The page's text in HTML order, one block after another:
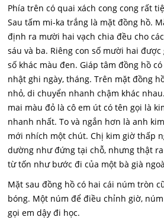
Phía trên có quai xách cong cong rất
Sau tấm mi-ka trắng là mặt đồng hồ.
định ra mười hai vạch chia đều cho
sáu và ba. Riêng con số mười hai
số khác màu đen. Giáp tâm đồng hồ
nhật ghi ngày, tháng. Trên mặt đồng
nhỏ, di chuyển nhanh chậm khác
mai màu đỏ là cô em út có tên gọi là
nhanh nhất. To và ngắn hơn là anh
mới nhích một chút. Chị kim giờ thấp
dường như đứng tại chỗ, nhưng thật
từ tốn như bước đi của một bà già
Mặt sau đồng hồ có hai cái núm tròn
bóng. Một núm để điều chỉnh giờ,
gọi em dậy đi học.